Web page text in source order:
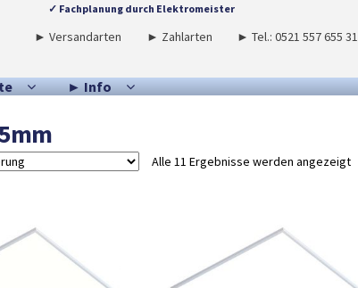
✓ Fachplanung durch Elektromeister
► Versandarten ► Zahlarten ► Tel.: 0521 557 655 31
► Info
Alle 11 Ergebnisse werden angezeigt